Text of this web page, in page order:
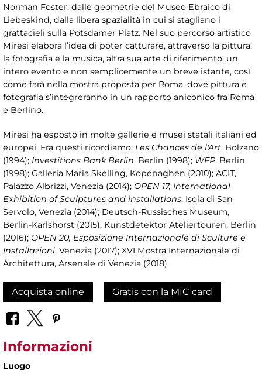
Norman Foster, dalle geometrie del Museo Ebraico di
Liebeskind, dalla libera spazialità in cui si stagliano i
grattacieli sulla Potsdamer Platz. Nel suo percorso artistico
Miresi elabora l’idea di poter catturare, attraverso la pittura,
la fotografia e la musica, altra sua arte di riferimento, un
intero evento e non semplicemente un breve istante, così
come farà nella mostra proposta per Roma, dove pittura e
fotografia s’integreranno in un rapporto aniconico fra Roma
e Berlino.
Miresi ha esposto in molte gallerie e musei statali italiani ed
europei. Fra questi ricordiamo: Les Chances de l'Art, Bolzano
(1994); Investitions Bank Berlin, Berlin (1998); WFP, Berlin
(1998); Galleria Maria Skelling, Kopenaghen (2010); ACIT,
Palazzo Albrizzi, Venezia (2014); OPEN 17, International
Exhibition of Sculptures and installations, Isola di San
Servolo, Venezia (2014); Deutsch-Russisches Museum,
Berlin-Karlshorst (2015); Kunstdetektor Ateliertouren, Berlin
(2016); OPEN 20, Esposizione Internazionale di Sculture e
Installazioni, Venezia (2017); XVI Mostra Internazionale di
Architettura, Arsenale di Venezia (2018).
Acquista online Gratis con la MIC card
Informazioni
Luogo